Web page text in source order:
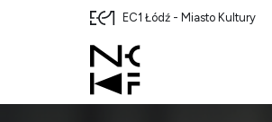
EC1 Łódź - Miasto Kultury